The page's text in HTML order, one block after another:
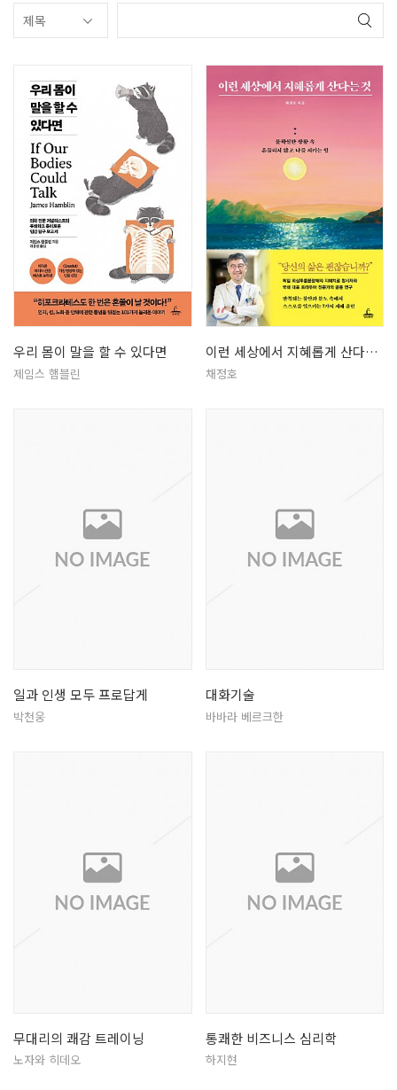
우리 몸이 말을 할 수 있다면
제임스 햄블린
이런 세상에서 지혜롭게 산다는 것
채정호
일과 인생 모두 프로답게
박천웅
대화기술
바바라 베르크한
무대리의 쾌감 트레이닝
노자와 히데오
통쾌한 비즈니스 심리학
하지현